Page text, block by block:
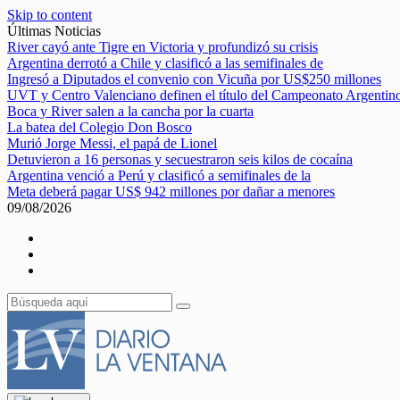
Skip to content
Últimas Noticias
River cayó ante Tigre en Victoria y profundizó su crisis
Argentina derrotó a Chile y clasificó a las semifinales de
Ingresó a Diputados el convenio con Vicuña por US$250 millones
UVT y Centro Valenciano definen el título del Campeonato
Boca y River salen a la cancha por la cuarta
La batea del Colegio Don Bosco
Murió Jorge Messi, el papá de Lionel
Detuvieron a 16 personas y secuestraron seis kilos de cocaína
Argentina venció a Perú y clasificó a semifinales de la
Meta deberá pagar US$ 942 millones por dañar a menores
09/08/2026